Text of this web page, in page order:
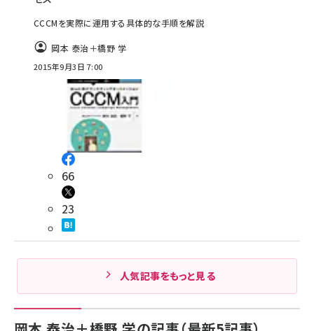
CCCMを実際に運用する具体的な手順を解説
岡本 泰治＋橋野 学
2015年9月3日 7:00
66
23
人気記事をもっと見る